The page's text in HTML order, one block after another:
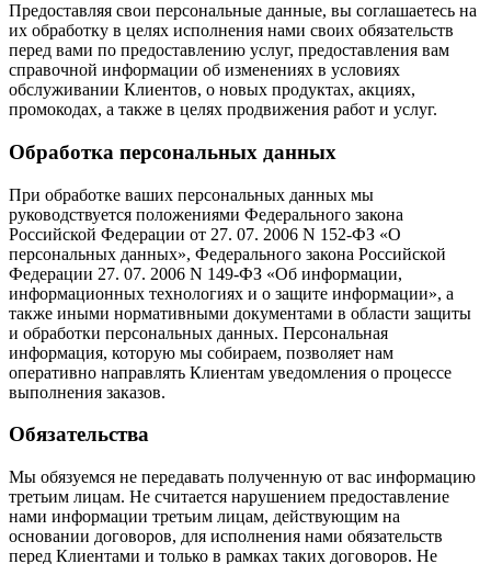
Предоставляя свои персональные данные, вы соглашаетесь на
их обработку в целях исполнения нами своих обязательств
перед вами по предоставлению услуг, предоставления вам
справочной информации об изменениях в условиях
обслуживании Клиентов, о новых продуктах, акциях,
промокодах, а также в целях продвижения работ и услуг.
Обработка персональных данных
При обработке ваших персональных данных мы
руководствуется положениями Федерального закона
Российской Федерации от 27. 07. 2006 N 152-ФЗ «О
персональных данных», Федерального закона Российской
Федерации 27. 07. 2006 N 149-ФЗ «Об информации,
информационных технологиях и о защите информации», а
также иными нормативными документами в области защиты
и обработки персональных данных. Персональная
информация, которую мы собираем, позволяет нам
оперативно направлять Клиентам уведомления о процессе
выполнения заказов.
Обязательства
Мы обязуемся не передавать полученную от вас информацию
третьим лицам. Не считается нарушением предоставление
нами информации третьим лицам, действующим на
основании договоров, для исполнения нами обязательств
перед Клиентами и только в рамках таких договоров. Не